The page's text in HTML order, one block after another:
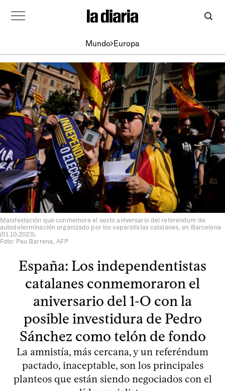
Mundo Europa
Manifestación que conmemora el sexto aniversario del referéndum de
autodeterminación organizado por los separatistas catalanes, en Barcelona
(01.10.2023).
Foto: Pau Barrena, AFP
España: Los independentistas
catalanes conmemoraron el
aniversario del 1-O con la
posible investidura de Pedro
Sánchez como telón de fondo
La amnistía, más cercana, y un referéndum
pactado, inaceptable, son los principales
planteos que están siendo negociados con el